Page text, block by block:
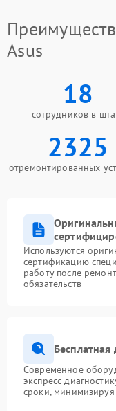
Asus
18
сотрудников в
2325
отремонтированных
Используются
сертификацию
работу после
обязательств
Современное
экспресс-
сроки, минимизируя